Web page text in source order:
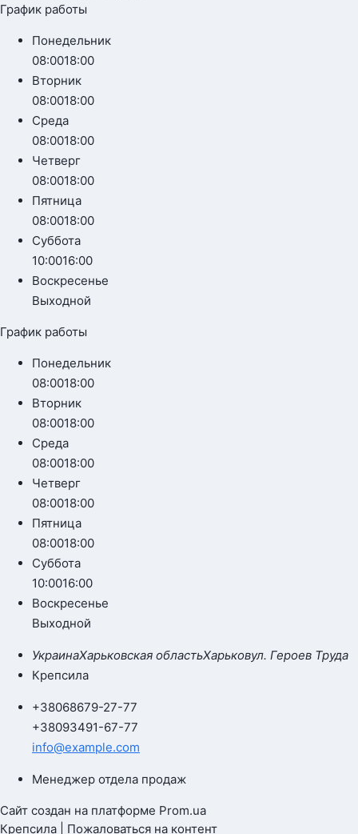
График работы
Понедельник
08:0018:00
Вторник
08:0018:00
Среда
08:0018:00
Четверг
08:0018:00
Пятница
08:0018:00
Суббота
10:0016:00
Воскресенье
Выходной
График работы
Понедельник
08:0018:00
Вторник
08:0018:00
Среда
08:0018:00
Четверг
08:0018:00
Пятница
08:0018:00
Суббота
10:0016:00
Воскресенье
Выходной
УкраинаХарьковская областьХарьковул. Героев Труда
Крепсила
+38068679-27-77
+38093491-67-77
info@example.com
Менеджер отдела продаж
Сайт создан на платформе Prom.ua
Крепсила | Пожаловаться на контент